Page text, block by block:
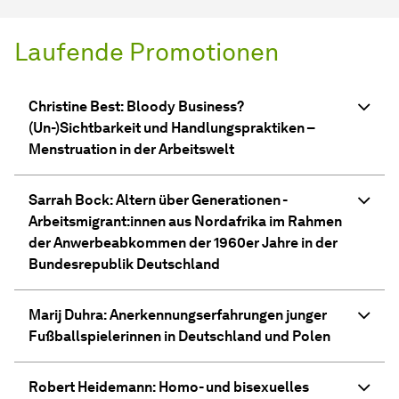
Laufende Promotionen
Christine Best: Bloody Business?
(Un-)Sichtbarkeit und Handlungspraktiken –
Menstruation in der Arbeitswelt
Sarrah Bock: Altern über Generationen -
Arbeitsmigrant:innen aus Nordafrika im Rahmen
der Anwerbeabkommen der 1960er Jahre in der
Bundesrepublik Deutschland
Marij Duhra: Anerkennungserfahrungen junger
Fußballspielerinnen in Deutschland und Polen
Robert Heidemann: Homo- und bisexuelles